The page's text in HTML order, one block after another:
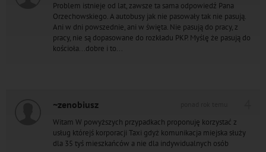
Problem istnieje od lat, zawsze ta sama odpowiedź Pana
Orzechowskiego. A autobusy jak nie pasowały tak nie pasują.
Ani w dni powszednie, ani w święta. Nie pasują do pracy, z
pracy, nie są dopasowane do rozkładu PKP. Myślę że pasują do
kościoła...dobre i to...
~zenobiusz
Witam W powyższych przypadkach proponuję korzystać z
usług którejś korporacji Taxi gdyż komunikacja miejska służy
dla 35 tyś mieszkańców a nie dla indywidualnych osób